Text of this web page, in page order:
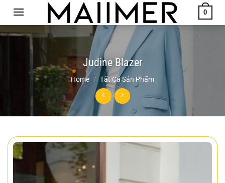
nội
0
Judine Blazer
Home / Tất Cả Sản Phẩm